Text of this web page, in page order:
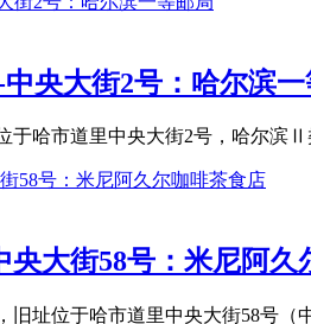
央大街2号：哈尔滨
于哈市道里中央大街2号，哈尔滨
央大街58号：米尼阿久
旧址位于哈市道里中央大街58号